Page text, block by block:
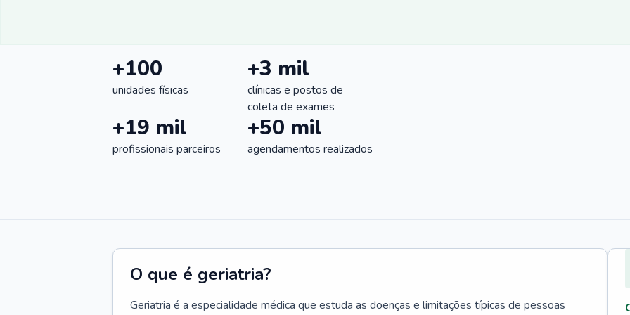
+100
unidades físicas
+3 mil
clínicas e postos de
coleta de exames
+19 mil
profissionais parceiros
+50 mil
agendamentos realizados
O que é geriatria?
Geriatria é a especialidade médica que estuda as doenças e limitações típicas de pessoas